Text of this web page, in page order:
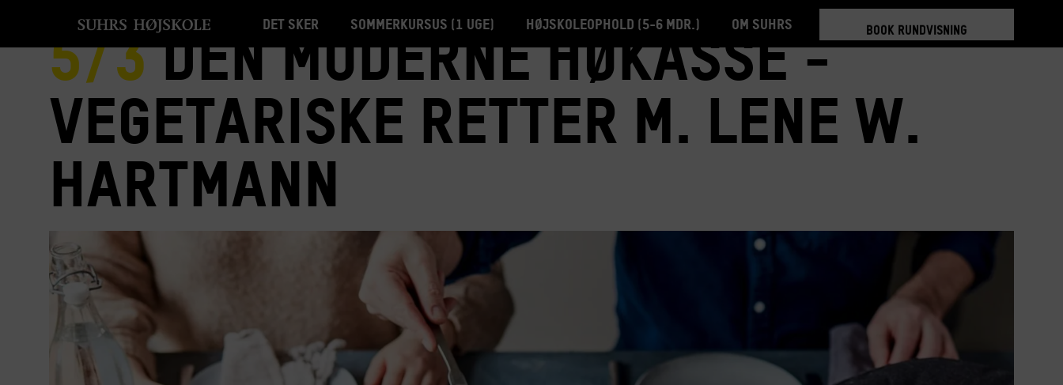
Det sker Sommerkursus (1 uge) Højskoleophold (5-6 mdr.) Om Suhrs
BOOK RUNDVISNING
TILMELD 5-6 MDR.
5/3Den moderne høkasse -
vegetariske retter m. Lene W.
Hartmann